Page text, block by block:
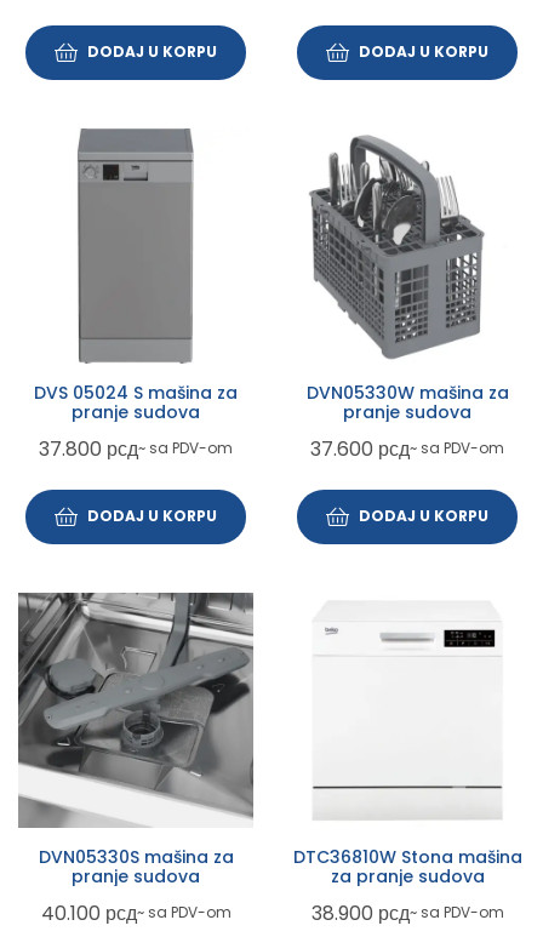
DODAJ U KORPU DODAJ U KORPU
DVS 05024 S mašina za
pranje sudova
37.800 рсд~ sa PDV-om
DODAJ U KORPU
DVN05330W mašina za
pranje sudova
37.600 рсд~ sa PDV-om
DODAJ U KORPU
DVN05330S mašina za
pranje sudova
40.100 рсд~ sa PDV-om
DTC36810W Stona mašina
za pranje sudova
38.900 рсд~ sa PDV-om